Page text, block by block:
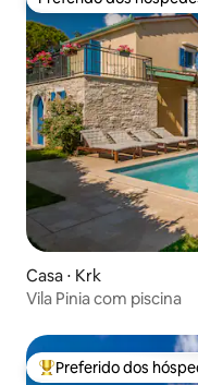
Preferido dos
Casa ⋅ Krk
Vila Pinia com piscina
Entre os melhores
Preferido dos